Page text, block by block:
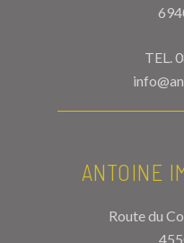
TEL.
ANTOINE
Route du